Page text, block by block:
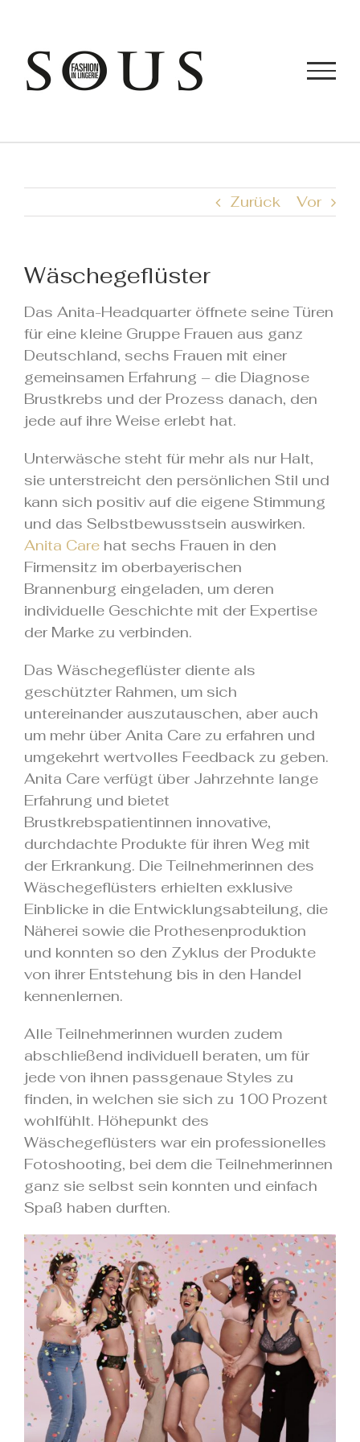
springen
Zurück Vor
Wäschegeflüster
Das Anita-Headquarter öffnete seine Türen
für eine kleine Gruppe Frauen aus ganz
Deutschland, sechs Frauen mit einer
gemeinsamen Erfahrung – die Diagnose
Brustkrebs und der Prozess danach, den
jede auf ihre Weise erlebt hat.
Unterwäsche steht für mehr als nur Halt,
sie unterstreicht den persönlichen Stil und
kann sich positiv auf die eigene Stimmung
und das Selbstbewusstsein auswirken.
Anita Care hat sechs Frauen in den
Firmensitz im oberbayerischen
Brannenburg eingeladen, um deren
individuelle Geschichte mit der Expertise
der Marke zu verbinden.
Das Wäschegeflüster diente als
geschützter Rahmen, um sich
untereinander auszutauschen, aber auch
um mehr über Anita Care zu erfahren und
umgekehrt wertvolles Feedback zu geben.
Anita Care verfügt über Jahrzehnte lange
Erfahrung und bietet
Brustkrebspatientinnen innovative,
durchdachte Produkte für ihren Weg mit
der Erkrankung. Die Teilnehmerinnen des
Wäschegeflüsters erhielten exklusive
Einblicke in die Entwicklungsabteilung, die
Näherei sowie die Prothesenproduktion
und konnten so den Zyklus der Produkte
von ihrer Entstehung bis in den Handel
kennenlernen.
Alle Teilnehmerinnen wurden zudem
abschließend individuell beraten, um für
jede von ihnen passgenaue Styles zu
finden, in welchen sie sich zu 100 Prozent
wohlfühlt. Höhepunkt des
Wäschegeflüsters war ein professionelles
Fotoshooting, bei dem die Teilnehmerinnen
ganz sie selbst sein konnten und einfach
Spaß haben durften.